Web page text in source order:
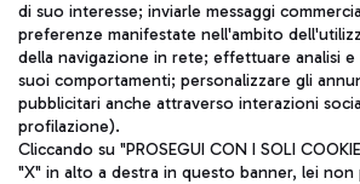
TRAVEL JOURNAL
ITA
di suo interesse; inviarle messaggi
preferenze manifestate nell'ambito
della navigazione in rete; effettuare analisi
suoi comportamenti; personalizzare gli
pubblicitari anche attraverso interazioni
profilazione).
Cliccando su "PROSEGUI CON I SOLI
"X" in alto a destra in questo banner, lei non